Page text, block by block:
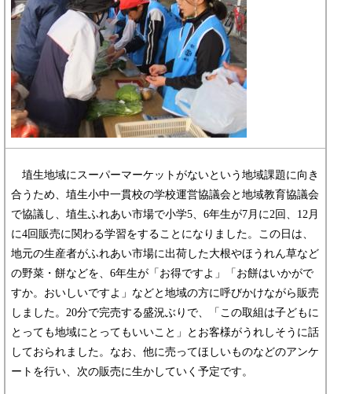
​ 埴生地域にスーパーマーケットがないという地域課題に向き
合うため、埴生小中一貫校の学校運営協議会と地域教育協議会
で協議し、埴生ふれあい市場で小学5、6年生が7月に2回、12月
に4回販売に関わる学習をすることになりました。この日は、
地元の生産者がふれあい市場に出荷した大根やほうれん草など
の野菜・餅などを、6年生が「お得ですよ」「お餅はいかがで
すか。おいしいですよ」などと地域の方に呼びかけながら販売
しました。20分で完売する盛況ぶりで、「この取組は子どもに
とっても地域にとってもいいこと」とお客様がうれしそうに話
しておられました。なお、他に売ってほしいものなどのアンケ
ートを行い、次の販売に生かしていく予定です。